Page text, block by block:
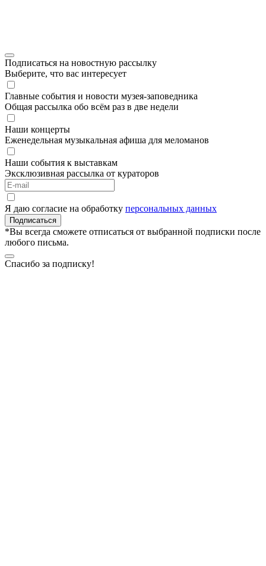
Подписаться на новостную рассылку
Выберите, что вас интересует
Главные события и новости музея-заповедника
Общая рассылка обо всём раз в две недели
Наши концерты
Еженедельная музыкальная афиша для меломанов
Наши события к выставкам
Эксклюзивная рассылка от кураторов
Я даю согласие на обработку персональных данных
Подписаться
*Вы всегда сможете отписаться от выбранной подписки после
любого письма.
Спасибо за подписку!